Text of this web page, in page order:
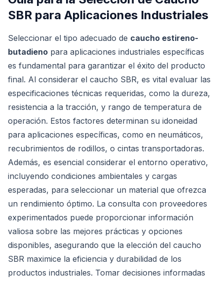
SBR para Aplicaciones Industriales
Seleccionar el tipo adecuado de caucho estireno-
butadieno para aplicaciones industriales específicas
es fundamental para garantizar el éxito del producto
final. Al considerar el caucho SBR, es vital evaluar las
especificaciones técnicas requeridas, como la dureza,
resistencia a la tracción, y rango de temperatura de
operación. Estos factores determinan su idoneidad
para aplicaciones específicas, como en neumáticos,
recubrimientos de rodillos, o cintas transportadoras.
Además, es esencial considerar el entorno operativo,
incluyendo condiciones ambientales y cargas
esperadas, para seleccionar un material que ofrezca
un rendimiento óptimo. La consulta con proveedores
experimentados puede proporcionar información
valiosa sobre las mejores prácticas y opciones
disponibles, asegurando que la elección del caucho
SBR maximice la eficiencia y durabilidad de los
productos industriales. Tomar decisiones informadas